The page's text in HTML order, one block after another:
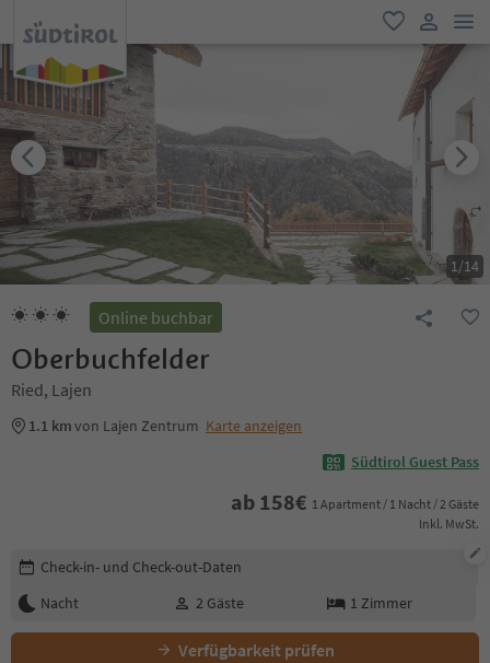
favorit
user link
1/14
Online buchbar
Oberbuchfelder
Ried, Lajen
1.1 kmvon Lajen Zentrum Karte anzeigen
Südtirol Guest Pass
ab 158€ 1 Apartment / 1 Nacht / 2 Gäste
Inkl. MwSt.
Buchungsdetails bearbeiten
Check-in- und Check-out-Daten
Nacht
2 Gäste 1 Zimmer
Verfügbarkeit prüfen